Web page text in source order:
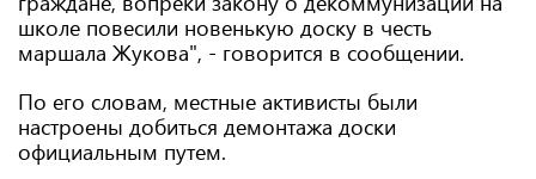
школе повесили новенькую доску в честь
маршала Жукова", - говорится в сообщении.
По его словам, местные активисты были
настроены добиться демонтажа доски
официальным путем.